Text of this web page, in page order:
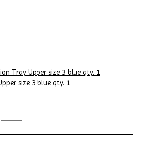
Tray Upper size 3 blue qty. 1
size 3 blue qty. 1